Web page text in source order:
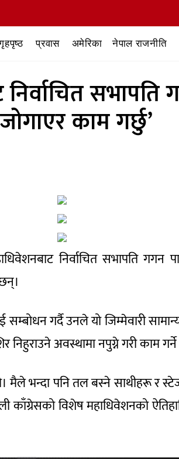
प्रवास अमेरिका नेपाल राजनीति
सभापति
काम गर्छु’
निर्वाचित सभापति गगन
सम्बोधन गर्दै उनले यो जिम्मेवारी
अवस्थामा नपुग्ने गरी काम
मैले भन्दा पनि तल बस्ने साथीहरू र
विशेष महाधिवेशनको